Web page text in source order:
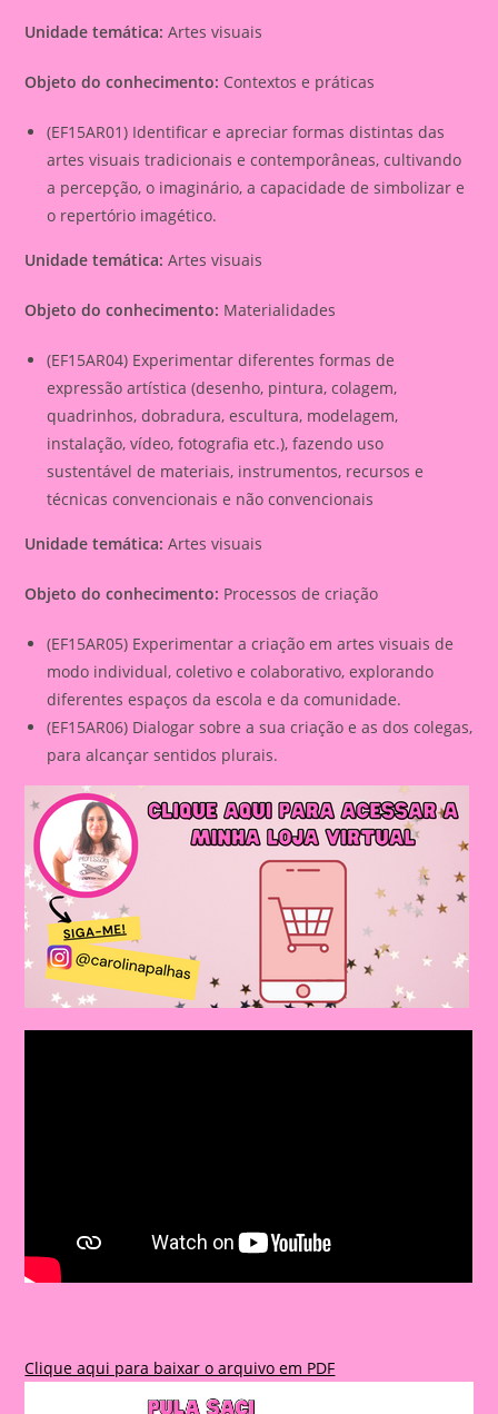
Unidade temática: Artes visuais
Objeto do conhecimento: Contextos e práticas
(EF15AR01) Identificar e apreciar formas distintas das
artes visuais tradicionais e contemporâneas, cultivando
a percepção, o imaginário, a capacidade de simbolizar e
o repertório imagético.
Unidade temática: Artes visuais
Objeto do conhecimento: Materialidades
(EF15AR04) Experimentar diferentes formas de
expressão artística (desenho, pintura, colagem,
quadrinhos, dobradura, escultura, modelagem,
instalação, vídeo, fotografia etc.), fazendo uso
sustentável de materiais, instrumentos, recursos e
técnicas convencionais e não convencionais
Unidade temática: Artes visuais
Objeto do conhecimento: Processos de criação
(EF15AR05) Experimentar a criação em artes visuais de
modo individual, coletivo e colaborativo, explorando
diferentes espaços da escola e da comunidade.
(EF15AR06) Dialogar sobre a sua criação e as dos colegas,
para alcançar sentidos plurais.
Clique aqui para baixar o arquivo em PDF